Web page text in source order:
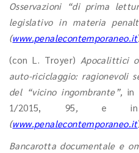
Osservazioni “di prima
legislativo in materia
(www.penalecontemporaneo.it
(con L. Troyer) Apocalittici
auto-riciclaggio: ragionevoli
del “vicino ingombrante”, in
1/2015, 95, e in
(www.penalecontemporaneo.it
Bancarotta documentale e